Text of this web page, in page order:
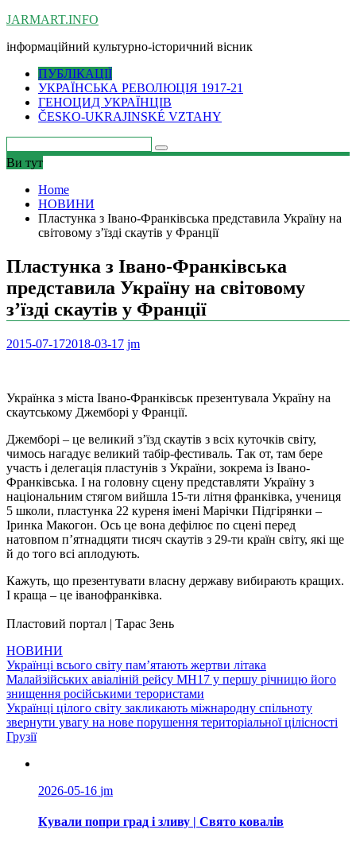
Skip
content
JARMART.INFO
інформаційний культурно-історичний вісник
ПУБЛІКАЦІЇ
УКРАЇНСЬКА РЕВОЛЮЦІЯ 1917-21
ГЕНОЦИД УКРАЇНЦІВ
ČESKO-UKRAJINSKÉ VZTAHY
Ви тут
Home
НОВИНИ
Пластунка з Івано-Франківська представила Україну на
світовому з’їзді скаутів у Франції
Пластунка з Івано-Франківська
представила Україну на світовому
з’їзді скаутів у Франції
2015-07-172018-03-17 jm
Українка з міста Івано-Франківськ презентувала Україну на
скаутському Джемборі у Франції.
Джемборі – це великий з’їзд скаутів з всіх куточків світу,
чимось нагадує великий табір-фестиваль. Так от, там бере
участь і делегація пластунів з України, зокрема із Івано-
Франківська. І на головну сцену представляти Україну з
національним стягом вийшла 15-ти літня франківка, учениця
5 школи, пластунка 22 куреня імені Марічки Підгірянки –
Іринка Макогон. Ось це вона дефілює по сцені перед
натовпом п’ятнадцяти тисяч скаутів з 29-ти країн світу, які ще
й до того всі аплодують.
Кажуть, що презентувати власну державу вибирають кращих.
І краща – це іванофранківка.
Пластовий портал | Тарас Зень
НОВИНИ
Навігація
записів
Українці всього світу пам’ятають жертви літака
Малайзійських авіаліній рейсу MH17 у першу річницю його
знищення російськими терористами
Українці цілого світу закликають міжнародну спільноту
звернути увагу на нове порушення територіальної цілісності
Грузії
2026-05-16 jm
Кували попри град і зливу | Свято ковалів